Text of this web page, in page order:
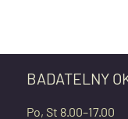
BADATELNY
Po, St 8.00–17.00